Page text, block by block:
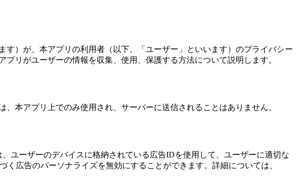
）が、本アプリの利用者（以下、「ユーザー」といいます）のプライバシー
リがユーザーの情報を収集、使用、保護する方法について説明します。
本アプリ上でのみ使用され、サーバーに送信されることはありません。
ユーザーのデバイスに格納されている広告IDを使用して、ユーザーに適切な
広告のパーソナライズを無効にすることができます。詳細については、